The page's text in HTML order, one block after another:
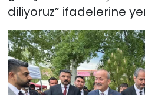
diliyoruz” ifadelerine